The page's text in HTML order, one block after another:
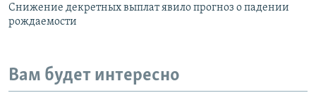
Снижение декретных выплат явило прогноз о падении
рождаемости
Вам будет интересно